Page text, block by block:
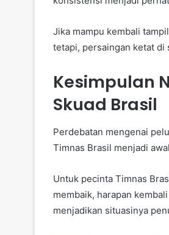
Jika mampu kembali
tetapi, persaingan ketat di
Kesimpulan
Skuad Brasil
Perdebatan mengenai
Timnas Brasil menjadi
Untuk pecinta Timnas
membaik, harapan
menjadikan situasinya